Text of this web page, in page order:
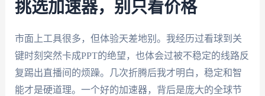
挑选加速器，别只看价格
市面上工具很多，但体验天差地别。我经历过看球到关
键时刻突然卡成PPT的绝望，也体会过被不稳定的线路反
复踢出直播间的烦躁。几次折腾后我才明白，稳定和智
能才是硬道理。一个好的加速器，背后是庞大的全球节